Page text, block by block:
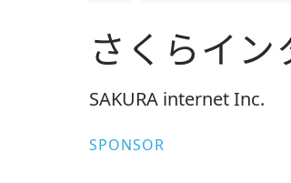
さくらイ
SAKURA internet Inc.
SPONSOR